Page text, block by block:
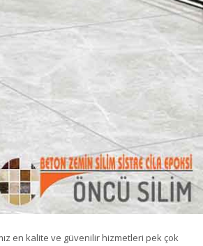
en kalite ve güvenilir hizmetleri pek çok